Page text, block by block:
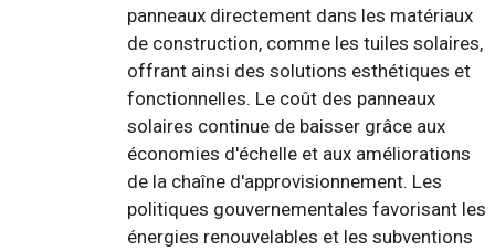
panneaux directement dans les matériaux
de construction, comme les tuiles solaires,
offrant ainsi des solutions esthétiques et
fonctionnelles. Le coût des panneaux
solaires continue de baisser grâce aux
économies d'échelle et aux améliorations
de la chaîne d'approvisionnement. Les
politiques gouvernementales favorisant les
énergies renouvelables et les subventions